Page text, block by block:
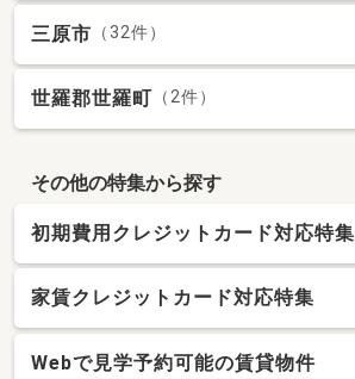
三原市 （32件）
世羅郡世羅町 （2件）
その他の特集から探す
初期費用クレジットカード対応特集
家賃クレジットカード対応特集
Webで見学予約可能の賃貸物件